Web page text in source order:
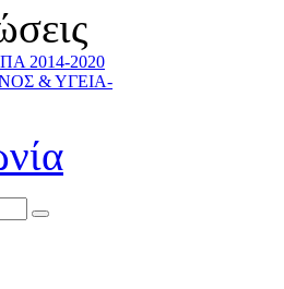
2014-2020
& ΥΓΕΙΑ-